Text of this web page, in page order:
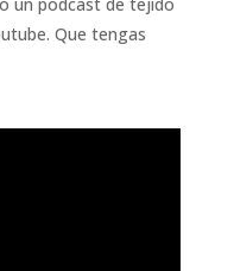
Que tengas